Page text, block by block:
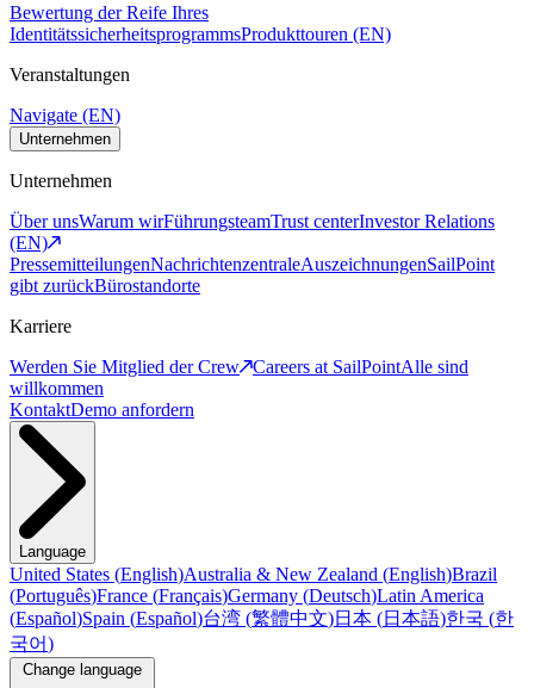
Bewertung der Reife Ihres
IdentitätssicherheitsprogrammsProdukttouren (EN)
Veranstaltungen
Navigate (EN)
Unternehmen
Unternehmen
Über unsWarum wirFührungsteamTrust centerInvestor Relations
(EN)
PressemitteilungenNachrichtenzentraleAuszeichnungenSailPoint
gibt zurückBürostandorte
Karriere
Werden Sie Mitglied der Crew
Careers at SailPointAlle sind
willkommen
KontaktDemo anfordern
Language
United States (English)Australia & New Zealand (English)Brazil
(Português)France (Français)Germany (Deutsch)Latin America
(Español)Spain (Español)台湾 (繁體中文)日本 (日本語)한국 (한
국어)
Change language